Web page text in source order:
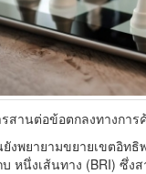
สานต่อข้อตกลงทางการ
งพยายามขยายเขตอิท
หนึ่งเส้นทาง (BRI) ซึ่ง